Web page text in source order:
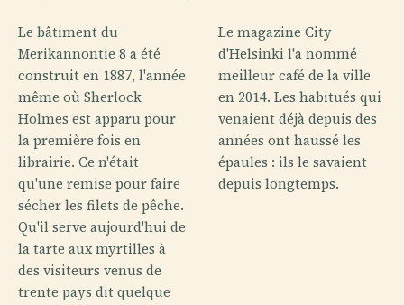
Le bâtiment du
Merikannontie 8 a été
construit en 1887, l'année
même où Sherlock
Holmes est apparu pour
la première fois en
librairie. Ce n'était
qu'une remise pour faire
sécher les filets de pêche.
Qu'il serve aujourd'hui de
la tarte aux myrtilles à
des visiteurs venus de
trente pays dit quelque
Le magazine City
d'Helsinki l'a nommé
meilleur café de la ville
en 2014. Les habitués qui
venaient déjà depuis des
années ont haussé les
épaules : ils le savaient
depuis longtemps.